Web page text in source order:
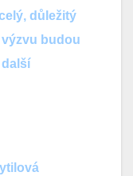
důležitý
budou
další